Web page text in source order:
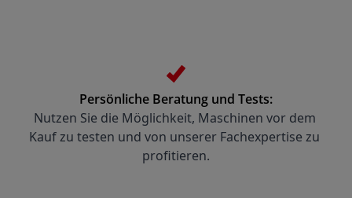
Persönliche Beratung und Tests:
Nutzen Sie die Möglichkeit, Maschinen vor dem
Kauf zu testen und von unserer Fachexpertise zu
profitieren.